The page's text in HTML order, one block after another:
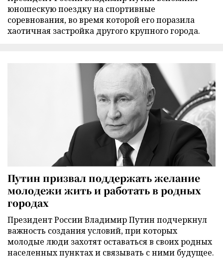
юношескую поездку на спортивные
соревнования, во время которой его поразила
хаотичная застройка другого крупного города.
Путин призвал поддержать желание
молодежи жить и работать в родных
городах
Президент России Владимир Путин подчеркнул
важность создания условий, при которых
молодые люди захотят оставаться в своих родных
населенных пунктах и связывать с ними будущее.